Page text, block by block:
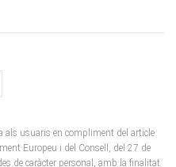
als usuaris en compliment del article
Europeu i del Consell, del 27 de
de caràcter personal, amb la finalitat